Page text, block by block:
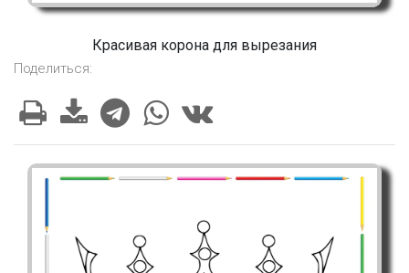
Красивая корона для вырезания
Поделиться: